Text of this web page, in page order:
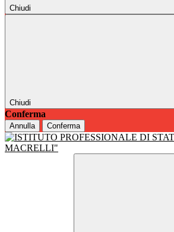
Chiudi
Chiudi
Conferma
Annulla Conferma